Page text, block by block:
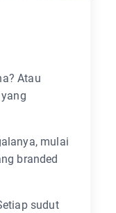
Atau
mulai
branded
sudut